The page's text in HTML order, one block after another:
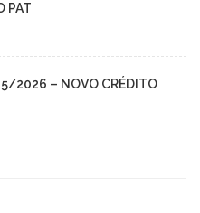
PAT
2026 – NOVO CRÉDITO